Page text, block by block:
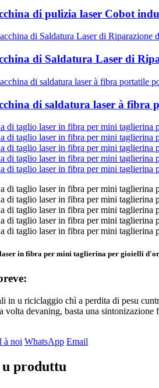
di pulizia laser Cobot
di Saldatura Laser di
di saldatura laser à fibra
in fibra per mini taglierina per gioielli
in u riciclaggio chì a perdita di pesu
volta devaning, basta una sintonizazione
à noi WhatsApp Email
produttu